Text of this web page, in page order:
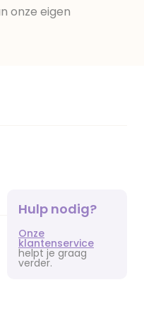
onze eigen
Hulp nodig?
Onze
klantenservice
helpt je graag
verder.